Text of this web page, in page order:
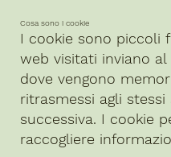
Cosa sono i cookie
I cookie sono piccoli
web visitati inviano al
dove vengono
ritrasmessi agli stessi
successiva. I cookie
raccogliere